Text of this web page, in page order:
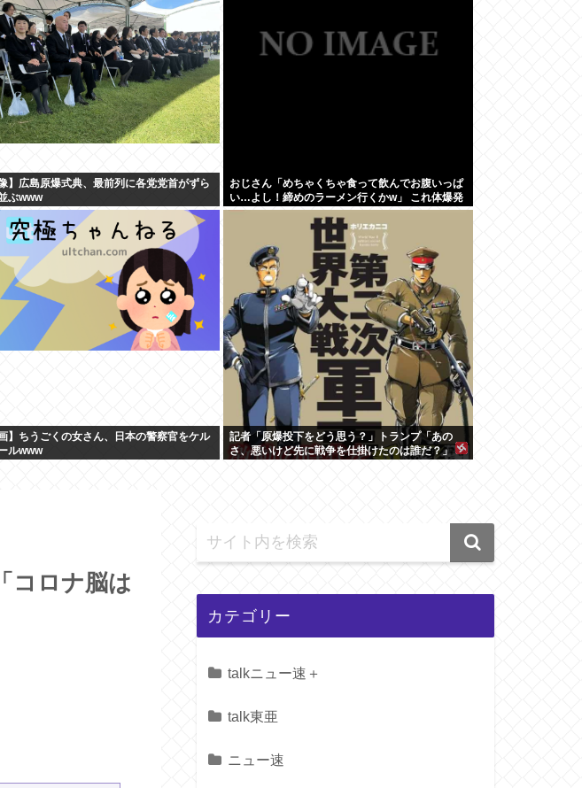
像】広島原爆式典、最前列に各党党首がずら
ぶwww
おじさん「めちゃくちゃ食って飲んでお腹いっぱ
い…よし！締めのラーメン行くかw」 これ体爆発
しないの？
画】ちうごくの女さん、日本の警察官をケル
ルwww
記者「原爆投下をどう思う？」トランプ「あの
さ、悪いけど先に戦争を仕掛けたのは誰だ？」
コロナ脳は
カテゴリー
talkニュー速＋
talk東亜
ニュー速